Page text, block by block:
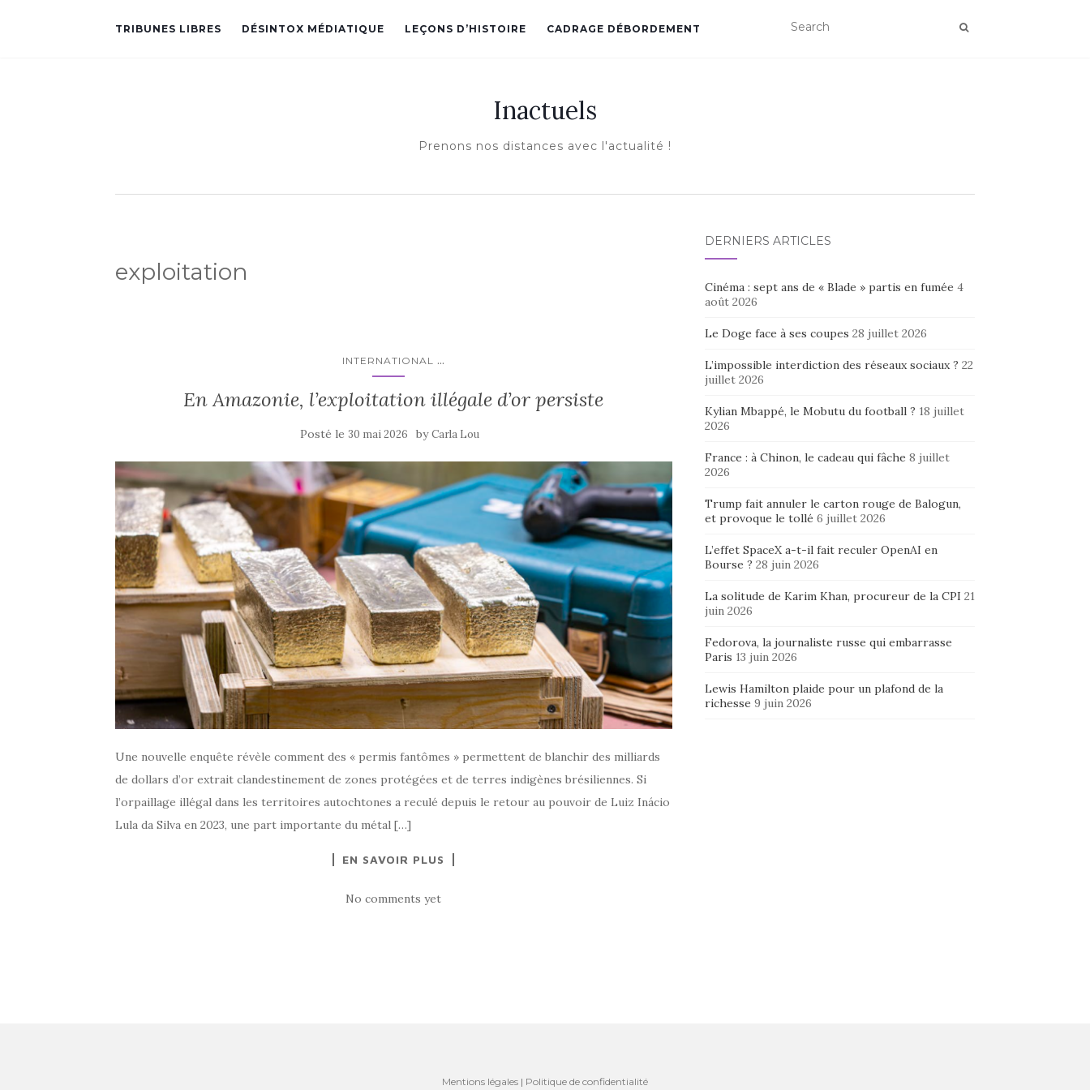
TRIBUNES LIBRES DÉSINTOX MÉDIATIQUE LEÇONS D’HISTOIRE CADRAGE DÉBORDEMENT
Inactuels
Prenons nos distances avec l'actualité !
exploitation
INTERNATIONAL ...
En Amazonie, l’exploitation illégale d’or persiste
Posté le 30 mai 2026 byCarla Lou
Une nouvelle enquête révèle comment des « permis fantômes » permettent de blanchir des milliards
de dollars d’or extrait clandestinement de zones protégées et de terres indigènes brésiliennes. Si
l’orpaillage illégal dans les territoires autochtones a reculé depuis le retour au pouvoir de Luiz Inácio
Lula da Silva en 2023, une part importante du métal […]
EN SAVOIR PLUS
No comments yet
DERNIERS ARTICLES
Cinéma : sept ans de « Blade » partis en fumée 4
août 2026
Le Doge face à ses coupes 28 juillet 2026
L’impossible interdiction des réseaux sociaux ? 22
juillet 2026
Kylian Mbappé, le Mobutu du football ? 18 juillet
2026
France : à Chinon, le cadeau qui fâche 8 juillet
2026
Trump fait annuler le carton rouge de Balogun,
et provoque le tollé 6 juillet 2026
L’effet SpaceX a-t-il fait reculer OpenAI en
Bourse ? 28 juin 2026
La solitude de Karim Khan, procureur de la CPI 21
juin 2026
Fedorova, la journaliste russe qui embarrasse
Paris 13 juin 2026
Lewis Hamilton plaide pour un plafond de la
richesse 9 juin 2026
Mentions légales | Politique de confidentialité